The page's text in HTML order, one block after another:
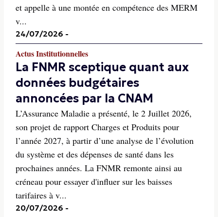
et appelle à une montée en compétence des MERM
v...
24/07/2026 -
Actus Institutionnelles
La FNMR sceptique quant aux
données budgétaires
annoncées par la CNAM
L’Assurance Maladie a présenté, le 2 Juillet 2026,
son projet de rapport Charges et Produits pour
l’année 2027, à partir d’une analyse de l’évolution
du système et des dépenses de santé dans les
prochaines années. La FNMR remonte ainsi au
créneau pour essayer d'influer sur les baisses
tarifaires à v...
20/07/2026 -